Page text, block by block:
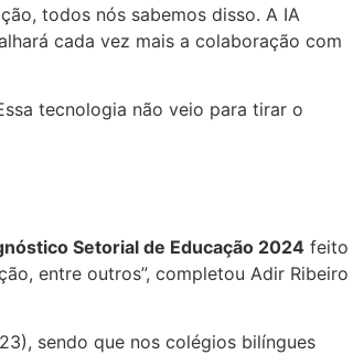
todos nós sabemos disso. A IA
cada vez mais a colaboração com
tecnologia não veio para tirar o
Setorial de Educação 2024 feito
entre outros”, completou Adir Ribeiro
sendo que nos colégios bilíngues